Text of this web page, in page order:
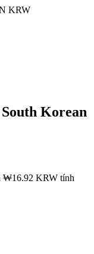
KRW
South Korean
₩16.92 KRW tính